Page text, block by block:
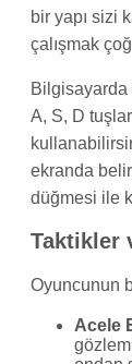
bir yapı sizi
çalışmak
Bilgisayarda
A, S, D
ekranda
düğmesi ile
Taktikler
Oyuncunun
Acele